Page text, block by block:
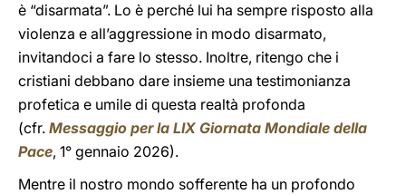
è “disarmata”. Lo è perché lui ha sempre risposto alla
violenza e all’aggressione in modo disarmato,
invitandoci a fare lo stesso. Inoltre, ritengo che i
cristiani debbano dare insieme una testimonianza
profetica e umile di questa realtà profonda
(cfr. Messaggio per la LIX Giornata Mondiale della
Pace, 1° gennaio 2026).
Mentre il nostro mondo sofferente ha un profondo